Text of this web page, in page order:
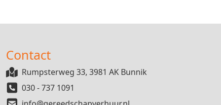
Contact
Rumpsterweg 33, 3981 AK Bunnik
030 - 737 1091